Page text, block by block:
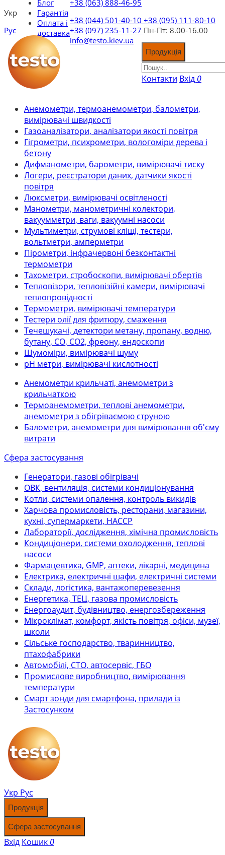
Укр
Рус
Блог
Гарантія
Оплата і
доставка
+38 (063) 888-46-95
+38 (044) 501-40-10 +38 (095) 111-80-10
+38 (097) 235-11-27 Пн-Пт: 8.00-16.00
info@testo.kiev.ua
Продукція
Контакти Вхід 0
Анемометри, термоанемометри, балометри,
вимірювачі швидкості
Газоаналізатори, аналізатори якості повітря
Гігрометри, психрометри, вологоміри дерева і
бетону
Дифманометри, барометри, вимірювачі тиску
Логери, реєстратори даних, датчики якості
повітря
Люксметри, вимірювачі освітленості
Манометри, манометричні колектори,
вакуумметри, ваги, вакуумні насоси
Мультиметри, струмові кліщі, тестери,
вольтметри, амперметри
Пірометри, інфрачервоні безконтактні
термометри
Тахометри, стробоскопи, вимірювачі обертів
Тепловізори, тепловізійні камери, вимірювачі
теплопровідності
Термометри, вимірювачі температури
Тестери олії для фритюру, смаження
Течешукачі, детектори метану, пропану, водню,
бутану, СО, СО2, фреону, ендоскопи
Шумоміри, вимірювачі шуму
рН метри, вимірювачі кислотності
Анемометри крильчаті, анемометри з
крильчаткою
Термоанемометри, теплові анемометри,
анемометри з обігріваємою струною
Балометри, анемометри для вимірювання об'єму
витрати
Сфера застосування
Генератори, газові обігрівачі
ОВК, вентиляція, системи кондиціонування
Котли, системи опалення, контроль викидів
Харчова промисловість, ресторани, магазини,
кухні, супермаркети, НАССР
Лабораторії, дослідження, хімічна промисловість
Кондиціонери, системи охолодження, теплові
насоси
Фармацевтика, GMP, аптеки, лікарні, медицина
Електрика, електричні шафи, електричні системи
Склади, логістика, вантажоперевезення
Енергетика, ТЕЦ, газова промисловість
Енергоаудит, будівництво, енергозбереження
Мікроклімат, комфорт, якість повітря, офіси, музеї,
школи
Сільське господарство, тваринництво,
птахофабрики
Автомобілі, СТО, автосервіс, ГБО
Промислове виробництво, вимірювання
температури
Смарт зонди для смартфона, прилади із
Застосунком
Укр Рус
Продукція
Сфера застосування
Вхід Кошик 0